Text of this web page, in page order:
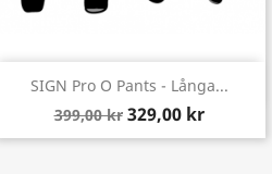
SIGN Pro O Pants - Långa...
399,00 kr 329,00 kr
Snabbvy